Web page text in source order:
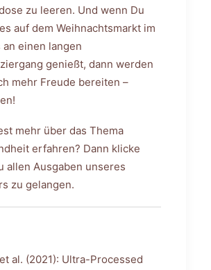
zu leeren. Und wenn Du
auf dem Weihnachtsmarkt im
einen langen
genießt, dann werden
mehr Freude bereiten –
mehr über das Thema
erfahren? Dann klicke
allen Ausgaben unseres
zu gelangen.
al. (2021): Ultra-Processed